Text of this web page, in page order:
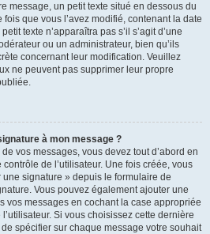
message, un petit texte situé en dessous du
que vous l’avez modifié, contenant la date
texte n’apparaîtra pas s’il s’agit d’une
ou un administrateur, bien qu’ils
concernant leur modification. Veuillez
ne peuvent pas supprimer leur propre
à mon message ?
vos messages, vous devez tout d’abord en
de l’utilisateur. Une fois créée, vous
signature » depuis le formulaire de
Vous pouvez également ajouter une
vos messages en cochant la case appropriée
Si vous choisissez cette dernière
spécifier sur chaque message votre souhait